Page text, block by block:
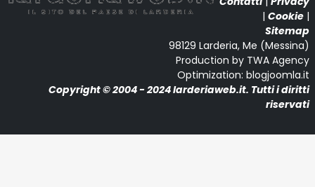
| Cookie |
Sitemap
98129 Larderia, Me (Messina)
Production by TWA Agency
Optimization: blogjoomla.it
Copyright © 2004 - 2024 larderiaweb.it. Tutti i diritti
riservati